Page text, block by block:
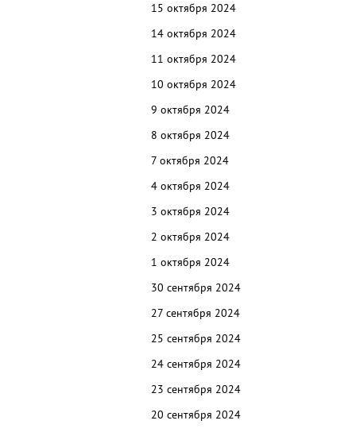
15 октября 2024
14 октября 2024
11 октября 2024
10 октября 2024
9 октября 2024
8 октября 2024
7 октября 2024
4 октября 2024
3 октября 2024
2 октября 2024
1 октября 2024
30 сентября 2024
27 сентября 2024
25 сентября 2024
24 сентября 2024
23 сентября 2024
20 сентября 2024